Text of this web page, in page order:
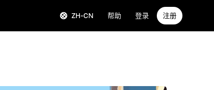
ZH-CN 帮助 登录 注册